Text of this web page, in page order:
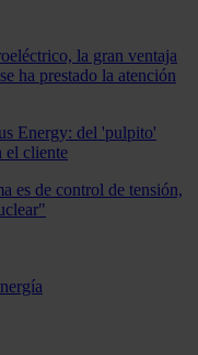
la gran ventaja
ha prestado la atención
Energy: del 'pulpito'
el cliente
es de control de tensión,